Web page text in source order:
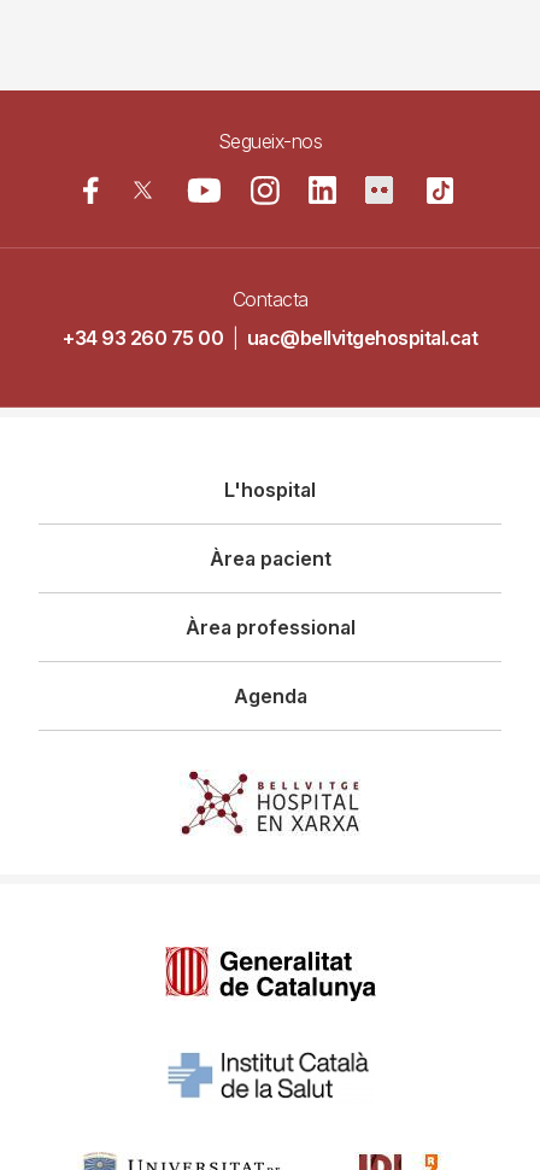
Segueix-nos
Contacta
+34 93 260 75 00
uac@bellvitgehospital.cat
principal
L'hospital
Àrea pacient
Àrea professional
Agenda